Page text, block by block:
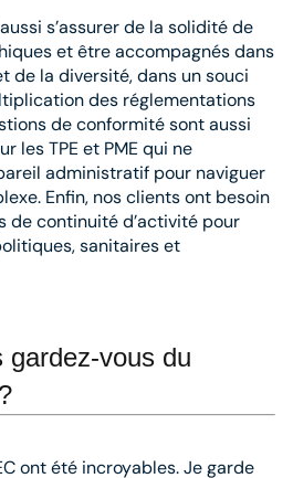
s’assurer de la solidité de
et être accompagnés dans
de la diversité, dans un souci
des réglementations
de conformité sont aussi
les TPE et PME qui ne
administratif pour naviguer
Enfin, nos clients ont besoin
de continuité d’activité pour
sanitaires et
gardez-vous du
ont été incroyables. Je garde